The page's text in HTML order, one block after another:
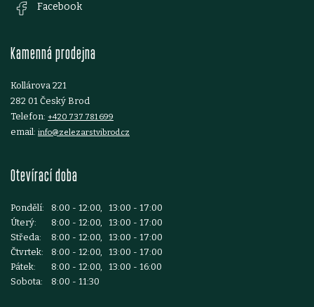
Facebook
Kamenná prodejna
Kollárova 221
282 01 Český Brod
Telefon: +420 737 781 699
email: info@zelezarstvibrod.cz
Otevírací doba
Pondělí:
8:00 - 12:00, 13:00 - 17:00
Úterý:
8:00 - 12:00, 13:00 - 17:00
Středa:
8:00 - 12:00, 13:00 - 17:00
Čtvrtek:
8:00 - 12:00, 13:00 - 17:00
Pátek:
8:00 - 12:00, 13:00 - 16:00
Sobota:
8:00 - 11:30